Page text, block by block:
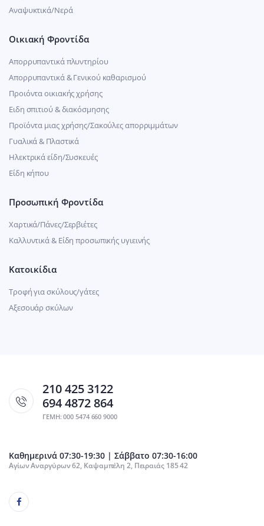
Αναψυκτικά/Νερά
Οικιακή Φροντίδα
Απορρυπαντικά πλυντηρίου
Απορρυπαντικά & Γενικού καθαρισμού
Προιόντα οικιακής χρήσης
Ειδη σπιτιού & διακόσμησης
Προϊόντα μιας χρήσης/Σακούλες απορριμμάτων
Γυαλικά & Πλαστικά
Ηλεκτρικά είδη/Συσκευές
Είδη κήπου
Προσωπική Φροντίδα
Χαρτικά/Πάνες/Σερβιέτες
Καλλυντικά & Είδη προσωπικής υγιεινής
Κατοικίδια
Τροφή για σκύλους/γάτες
Αξεσουάρ σκύλων
210 425 3122
694 4872 864
ΓΕΜΗ: 000 5474 660 9000
Καθημερινά 07:30-19:30 | Σάββατο 07:30-16:00
Αγίων Αναργύρων 62, Καψαμπέλη 2, Πειραιάς 185 42